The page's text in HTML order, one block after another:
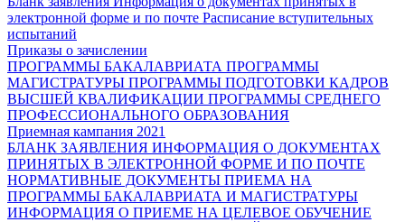
электронной форме и по почте Расписание вступительных
испытаний
Приказы о зачислении
ПРОГРАММЫ БАКАЛАВРИАТА ПРОГРАММЫ
МАГИСТРАТУРЫ ПРОГРАММЫ ПОДГОТОВКИ КАДРОВ
ВЫСШЕЙ КВАЛИФИКАЦИИ ПРОГРАММЫ СРЕДНЕГО
ПРОФЕССИОНАЛЬНОГО ОБРАЗОВАНИЯ
Приемная кампания 2021
БЛАНК ЗАЯВЛЕНИЯ ИНФОРМАЦИЯ О ДОКУМЕНТАХ
ПРИНЯТЫХ В ЭЛЕКТРОННОЙ ФОРМЕ И ПО ПОЧТЕ
НОРМАТИВНЫЕ ДОКУМЕНТЫ ПРИЕМА НА
ПРОГРАММЫ БАКАЛАВРИАТА И МАГИСТРАТУРЫ
ИНФОРМАЦИЯ О ПРИЕМЕ НА ЦЕЛЕВОЕ ОБУЧЕНИЕ